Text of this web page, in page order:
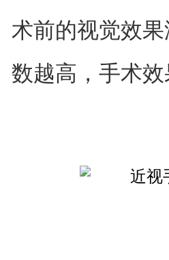
术前的视觉效
数越高，手术